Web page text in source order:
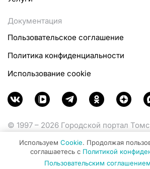
Документация
Пользовательское соглашение
Политика конфиденциальности
Использование cookie
© 1997 – 2026 Городской портал
Министерства цифрового развития,
коммуникаций Российской
Используем Cookie. Продолжая
соглашаетесь с Политикой
Пользовательским соглашением